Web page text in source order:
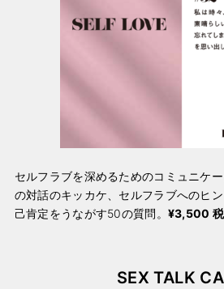
セルフラブを深めるためのコミュニケ
の対話のキッカケ、セルフラブへのヒ
己肯定をうながす50の質問。 ¥3,500
SEX TALK